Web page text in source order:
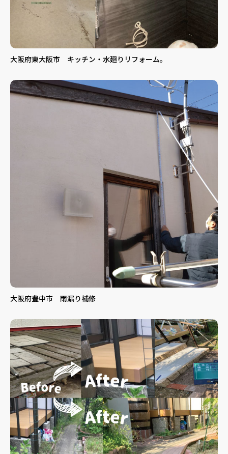
大阪府東大阪市 キッチン・水廻りリフォーム。
大阪府豊中市 雨漏り補修